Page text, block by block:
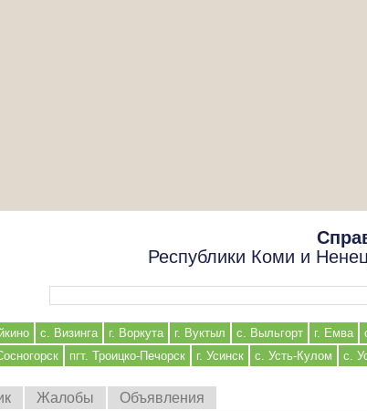
Республики Коми и
с. Визинга г. Воркута г. Вуктыл с. Выльгорт г. Емва
пгт. Троицко-Печорск г. Усинск с. Усть-Кулом с.
Жалобы Объявления